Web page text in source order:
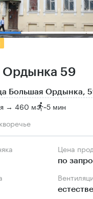
Ордынка 59
Большая Ордынка,
→ 460 м ~5 мин
Цена
по